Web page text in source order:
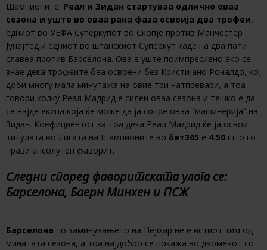
Шампионите. Реал и Зидан стартуваа одлично оваа
сезона и уште во оваа рана фаза освоија два трофеи,
едниот во УЕФА Суперкупот во Скопје против Манчестер
Јунајтед и едниот во шпанскиот Суперкуп каде на два пати
славеа против Барселона. Ова е уште поимпресивно ако се
знае дека трофеите беа освоени без Кристијано Роналдо, кој
доби многу мала минутажа на овие три натпревари, а тоа
говори колку Реал Мадрид е силен оваа сезона и тешко е да
се најде екипа која ќе може да ја сопре оваа “машинерија” на
Зидан. Коефициентот за тоа дека Реал Мадрид ќе ја освои
титулата во Лигата на Шампионите во бет365 е 4.50 што го
прави апсолутен фаворит.
Следни според фаворитската улога се:
Барселона, Баерн Минхен и ПСЖ
Барселона по заминувањето на Нејмар не е истиот тим од
минатата сезона, а тоа најдобро се покажа во двомечот со